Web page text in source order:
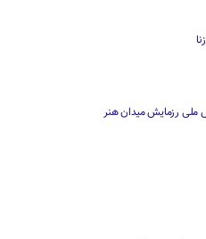
ملی رزمایش میدان هنر